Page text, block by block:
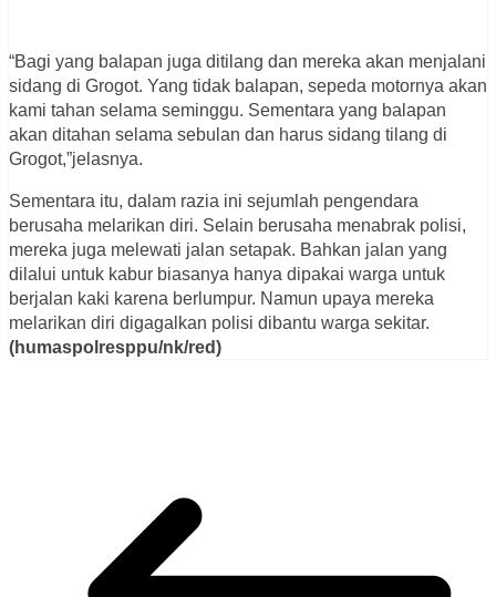
“Bagi yang balapan juga ditilang dan mereka akan menjalani
sidang di Grogot. Yang tidak balapan, sepeda motornya akan
kami tahan selama seminggu. Sementara yang balapan
akan ditahan selama sebulan dan harus sidang tilang di
Grogot,”jelasnya.
Sementara itu, dalam razia ini sejumlah pengendara
berusaha melarikan diri. Selain berusaha menabrak polisi,
mereka juga melewati jalan setapak. Bahkan jalan yang
dilalui untuk kabur biasanya hanya dipakai warga untuk
berjalan kaki karena berlumpur. Namun upaya mereka
melarikan diri digagalkan polisi dibantu warga sekitar.
(humaspolresppu/nk/red)